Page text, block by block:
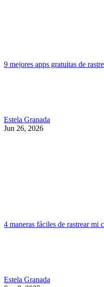
9 mejores apps gratuitas de
Estela Granada
Jun 26, 2026
4 maneras fáciles de rastrear mi
Estela Granada